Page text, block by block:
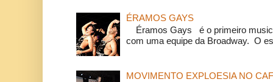
ÉRAMOS GAYS
Éramos Gays é o primeiro
com uma equipe da Broadway. O
MOVIMENTO EXPLOESIA NO